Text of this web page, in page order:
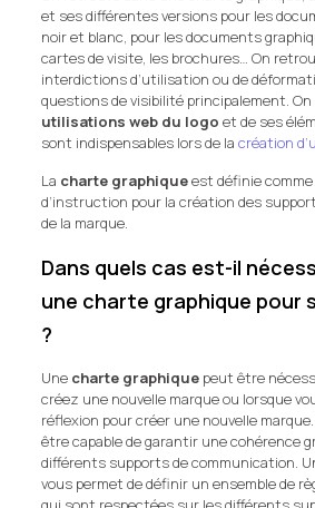
et ses différentes versions pour les
noir et blanc, pour les documents
cartes de visite, les brochures… On
interdictions d’utilisation ou de
questions de visibilité principalement.
utilisations web du logo et de ses
sont indispensables lors de la création
La charte graphiqueest définie
d’instruction pour la création des
de la marque.
Dans quels cas est-il
une charte graphique pour
?
Une charte graphiquepeut être
créez une nouvelle marque ou lorsque
réflexion pour créer une nouvelle
être capable de garantir une cohérence
différents supports de communication.
vous permet de définir un ensemble de